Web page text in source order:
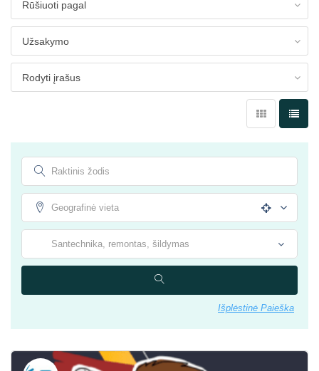
Išplėstinė Paieška